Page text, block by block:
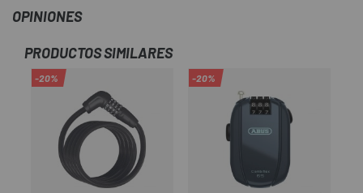
OPINIONES
PRODUCTOS SIMILARES
-20% -20%